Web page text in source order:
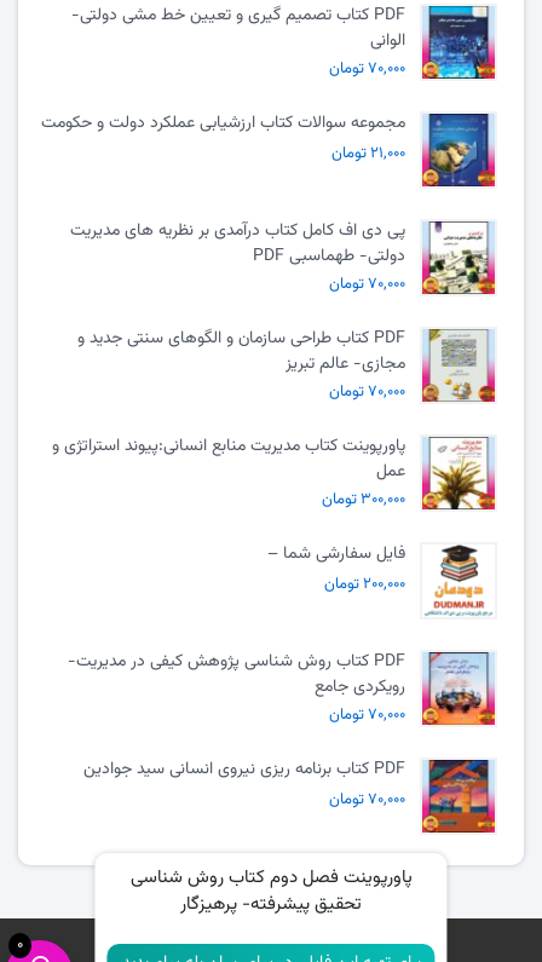
PDF کتاب تصمیم گیری و تعیین خط مشی دولتی-
الوانی
۷۰,۰۰۰ تومان
مجموعه سوالات کتاب ارزشیابی عملکرد دولت و حکومت
۲۱,۰۰۰ تومان
پی دی اف کامل کتاب درآمدی بر نظریه های مدیریت
دولتی- طهماسبی PDF
۷۰,۰۰۰ تومان
PDF کتاب طراحی سازمان و الگوهای سنتی جدید و
مجازی- عالم تبریز
۷۰,۰۰۰ تومان
پاورپوینت کتاب مدیریت منابع انسانی:پیوند استراتژی و
عمل
۳۰۰,۰۰۰ تومان
فایل سفارشی شما –
۲۰۰,۰۰۰ تومان
PDF کتاب روش شناسی پژوهش کیفی در مدیریت-
رویکردی جامع
۷۰,۰۰۰ تومان
PDF کتاب برنامه ریزی نیروی انسانی سید جوادین
۷۰,۰۰۰ تومان
0
پاورپوینت فصل دوم کتاب روش شناسی
تحقیق پیشرفته- پرهیزگار